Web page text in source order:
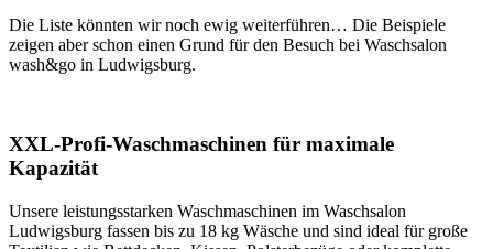
Die Liste könnten wir noch ewig weiterführen… Die Beispiele
zeigen aber schon einen Grund für den Besuch bei Waschsalon
wash&go in Ludwigsburg.
XXL-Profi-Waschmaschinen für maximale
Kapazität
Unsere leistungsstarken Waschmaschinen im Waschsalon
Ludwigsburg fassen bis zu 18 kg Wäsche und sind ideal für große